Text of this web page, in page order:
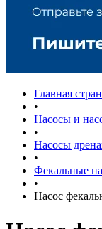
Главная
•
Насосы и
•
Насосы
•
Фекальные
•
Насос